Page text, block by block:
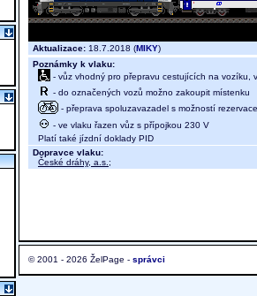
Aktualizace: 18.7.2018 (MIKY)
Poznámky k vlaku:
- vůz vhodný pro přepravu cestujících na vozíku,
- do označených vozů možno zakoupit místenku
- přeprava spoluzavazadel s možností
- ve vlaku řazen vůz s přípojkou 230 V
Platí také jízdní doklady PID
Dopravce vlaku:
České dráhy, a.s. ;
© 2001 - 2026 ŽelPage - správci